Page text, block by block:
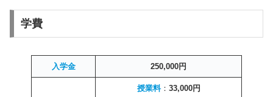
学費
入学金 250,000円
授業料： 33,000円